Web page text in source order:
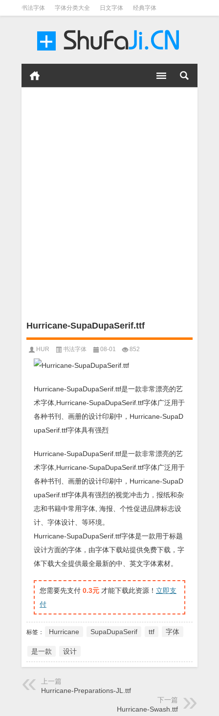
书法字体 字体分类大全 日文字体 经典字体
Hurricane-SupaDupaSerif.ttf
HUR 书法字体 08-01 852
Hurricane-SupaDupaSerif.ttf是一款非常漂亮的艺
术字体,Hurricane-SupaDupaSerif.ttf字体广泛用于
各种书刊、画册的设计印刷中，Hurricane-SupaD
upaSerif.ttf字体具有强烈
Hurricane-SupaDupaSerif.ttf是一款非常漂亮的艺
术字体,Hurricane-SupaDupaSerif.ttf字体广泛用于
各种书刊、画册的设计印刷中，Hurricane-SupaD
upaSerif.ttf字体具有强烈的视觉冲击力，报纸和杂
志和书籍中常用字体, 海报、个性促进品牌标志设
计、字体设计、等环境。
Hurricane-SupaDupaSerif.ttf字体是一款用于标题
设计方面的字体，由字体下载站提供免费下载，字
体下载大全提供最全最新的中、英文字体素材。
您需要先支付 0.3元 才能下载此资源！ 立即支
付
标签： Hurricane SupaDupaSerif ttf 字体
是一款 设计
上一篇
Hurricane-Preparations-JL.ttf
下一篇
Hurricane-Swash.ttf